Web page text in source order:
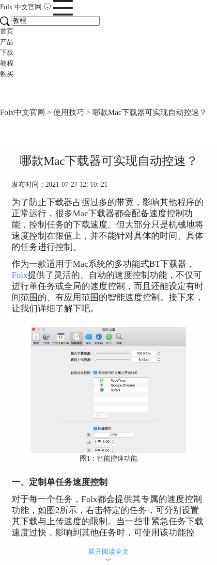
Folx 中文官网
首页
产品
下载
教程
购买
Folx中文官网 > 使用技巧 > 哪款Mac下载器可实现自动控速？
哪款Mac下载器可实现自动控速？
发布时间：2021-07-27 12: 10: 21
为了防止下载器占据过多的带宽，影响其他程序的
正常运行，很多Mac下载器都会配备速度控制功
能，控制任务的下载速度。但大部分只是机械地将
速度控制在限值上，并不能针对具体的时间、具体
的任务进行控制。
作为一款适用于Mac系统的多功能式BT下载器，
Folx提供了灵活的、自动的速度控制功能，不仅可
进行单任务或全局的速度控制，而且还能设定有时
间范围的、有应用范围的智能速度控制。接下来，
让我们详细了解下吧。
图1：智能控速功能
一、定制单任务速度控制
对于每一个任务，Folx都会提供其专属的速度控制
功能，如图2所示，右击特定的任务，可分别设置
其下载与上传速度的限制。当一些非紧急任务下载
速度过快，影响到其他任务时，可使用该功能控
展开阅读全文
︾